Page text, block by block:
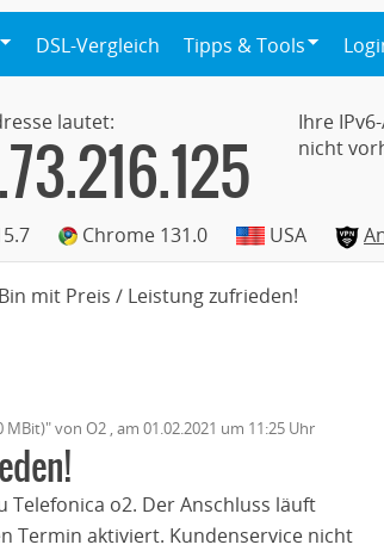
DSL-Vergleich Tipps & Tools
lautet:
Ihre
nicht
Chrome 131.0 USA
mit Preis / Leistung zufrieden!
MBit)" von O2 , am 01.02.2021 um 11:25 Uhr
Telefonica o2. Der Anschluss läuft
Termin aktiviert. Kundenservice nicht